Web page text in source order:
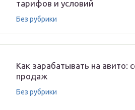
тарифов и условий
Без рубрики
Как зарабатывать на авито:
продаж
Без рубрики